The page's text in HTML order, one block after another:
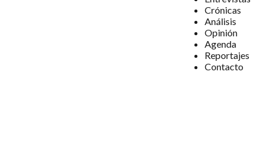
Crónicas
Análisis
Opinión
Agenda
Reportajes
Contacto